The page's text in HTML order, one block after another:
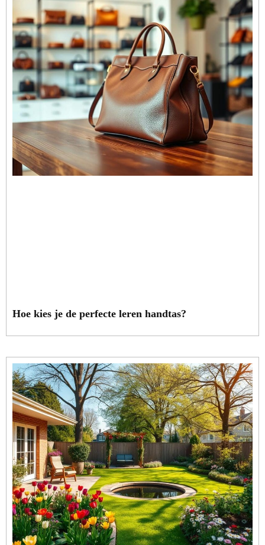
Hoe kies je de perfecte leren handtas?